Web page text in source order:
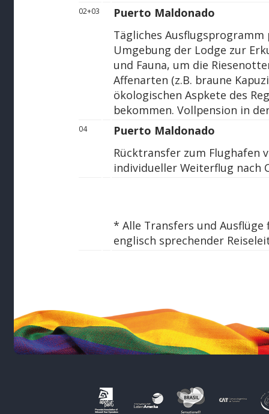
02+03
Puerto Maldonado
Tägliches
Umgebung der Lodge zur
und Fauna, um die
Affenarten (z.B. braune
ökologischen Aspkete des
bekommen. Vollpension in
04
Puerto Maldonado
Rücktransfer zum Flughafen
individueller Weiterflug nach
* Alle Transfers und
englisch sprechender